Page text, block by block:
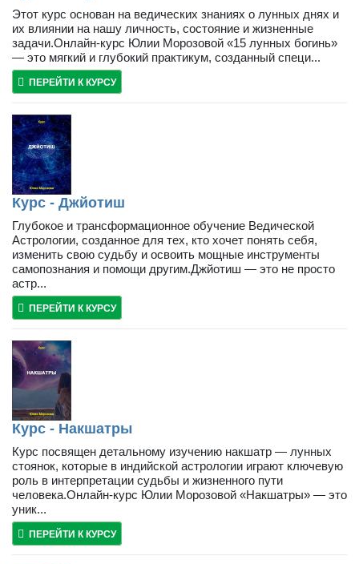
Этот курс основан на ведических знаниях о лунных днях и
их влиянии на нашу личность, состояние и жизненные
задачи.Онлайн-курс Юлии Морозовой «15 лунных богинь»
— это мягкий и глубокий практикум, созданный специ...
ПЕРЕЙТИ К КУРСУ
Курс - Джйотиш
Глубокое и трансформационное обучение Ведической
Астрологии, созданное для тех, кто хочет понять себя,
изменить свою судьбу и освоить мощные инструменты
самопознания и помощи другим.Джйотиш — это не просто
астр...
ПЕРЕЙТИ К КУРСУ
Курс - Накшатры
Курс посвящен детальному изучению накшатр — лунных
стоянок, которые в индийской астрологии играют ключевую
роль в интерпретации судьбы и жизненного пути
человека.Онлайн-курс Юлии Морозовой «Накшатры» — это
уник...
ПЕРЕЙТИ К КУРСУ